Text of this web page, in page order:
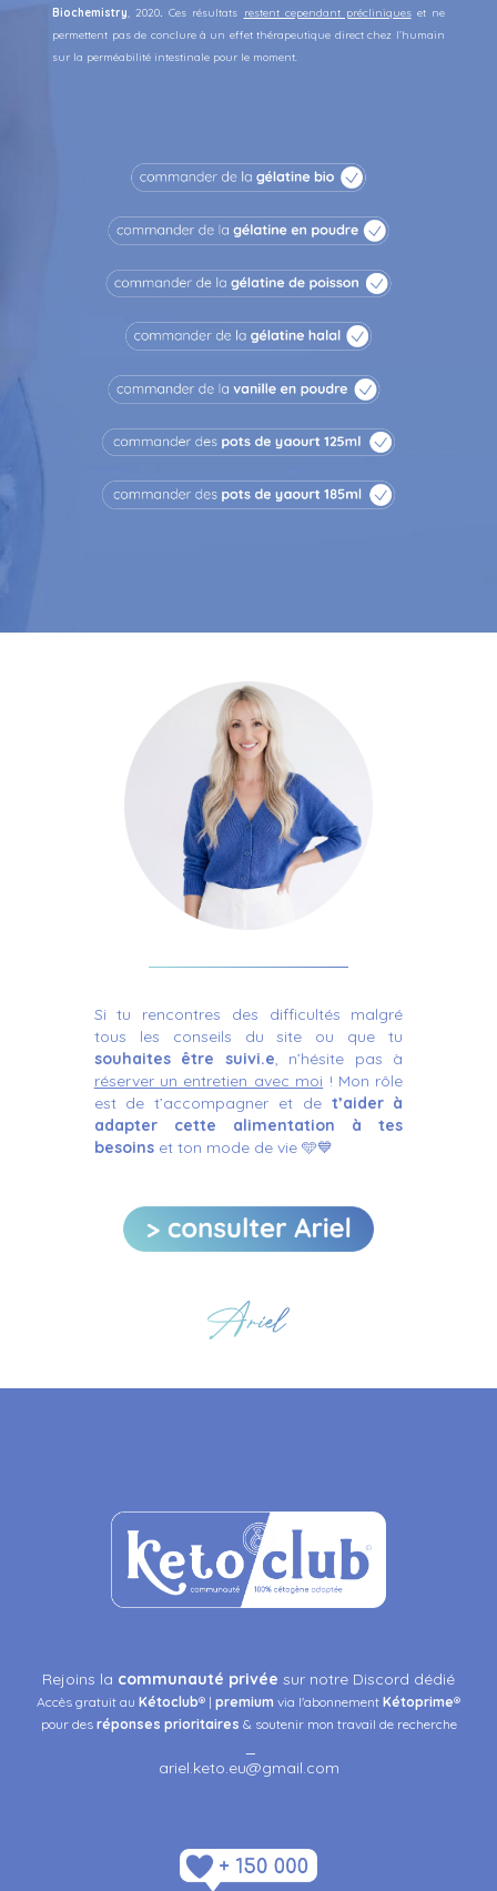
Biochemistry, 2020. Ces résultats restent cependant précliniqueset ne
permettent pas de conclure à un effet thérapeutique direct chez l’humain
sur la perméabilité intestinale pour le moment.
Si tu rencontres des difficultés malgré
tous les conseils du site ou que tu
souhaites être suivi.e, n’hésite pas à
réserver un entretien avec moi ! Mon rôle
est de t’accompagner et de t’aider à
adapter cette alimentation à tes
besoins et ton mode de vie 🩵💙
Rejoins la communauté privée sur notre Discord dédié
Accès gratuit au Kétoclub® | premium via l'abonnement Kétoprime®
pour des réponses prioritaires & soutenir mon travail de recherche
ariel.keto.eu@gmail.com